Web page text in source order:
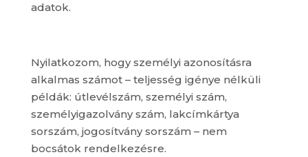
adatok.
Nyilatkozom, hogy személyi azonosításra
alkalmas számot – teljesség igénye nélküli
példák: útlevélszám, személyi szám,
személyigazolvány szám, lakcímkártya
sorszám, jogosítvány sorszám – nem
bocsátok rendelkezésre.